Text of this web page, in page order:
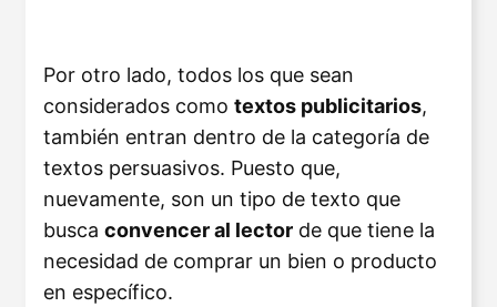
Por otro lado, todos los que sean
considerados como textos publicitarios,
también entran dentro de la categoría de
textos persuasivos. Puesto que,
nuevamente, son un tipo de texto que
busca convencer al lector de que tiene la
necesidad de comprar un bien o producto
en específico.